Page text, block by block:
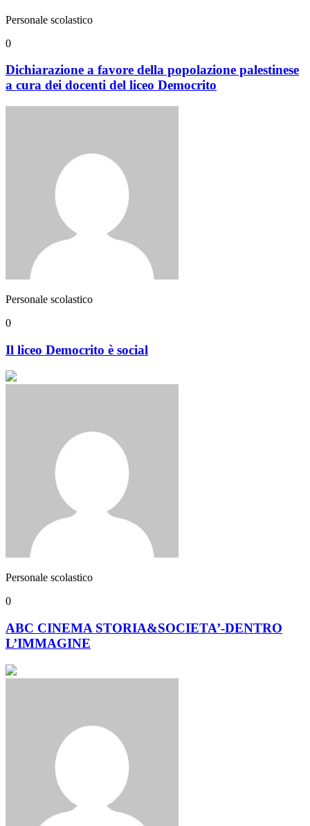
Personale scolastico
0
Dichiarazione a favore della popolazione palestinese
a cura dei docenti del liceo Democrito
Personale scolastico
0
Il liceo Democrito è social
Personale scolastico
0
ABC CINEMA STORIA&SOCIETA’-DENTRO
L’IMMAGINE